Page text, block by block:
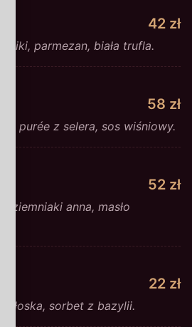
42 zł
parmezan, biała trufla.
58 zł
purée z selera, sos wiśniowy.
52 zł
ziemniaki anna, masło
22 zł
włoska, sorbet z bazylii.